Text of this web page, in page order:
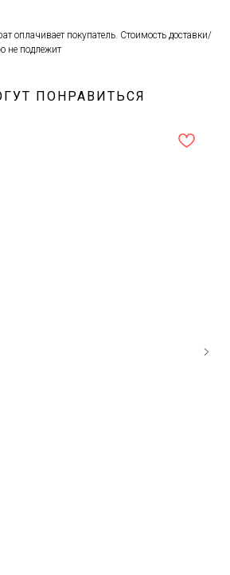
оплачивает покупатель. Стоимость доставки/
не подлежит
ПОНРАВИТЬСЯ